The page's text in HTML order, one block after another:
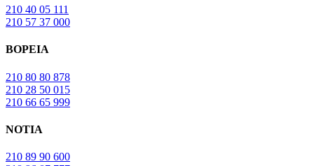
210 40 05 111
210 57 37 000
ΒΟΡΕΙΑ
210 80 80 878
210 28 50 015
210 66 65 999
ΝΟΤΙΑ
210 89 90 600